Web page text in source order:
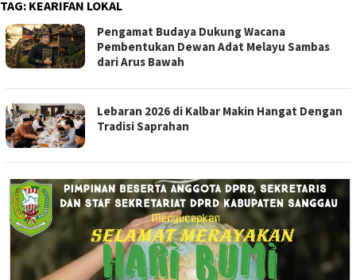
TAG: KEARIFAN LOKAL
Pengamat Budaya Dukung Wacana
Pembentukan Dewan Adat Melayu Sambas
dari Arus Bawah
Lebaran 2026 di Kalbar Makin Hangat Dengan
Tradisi Saprahan